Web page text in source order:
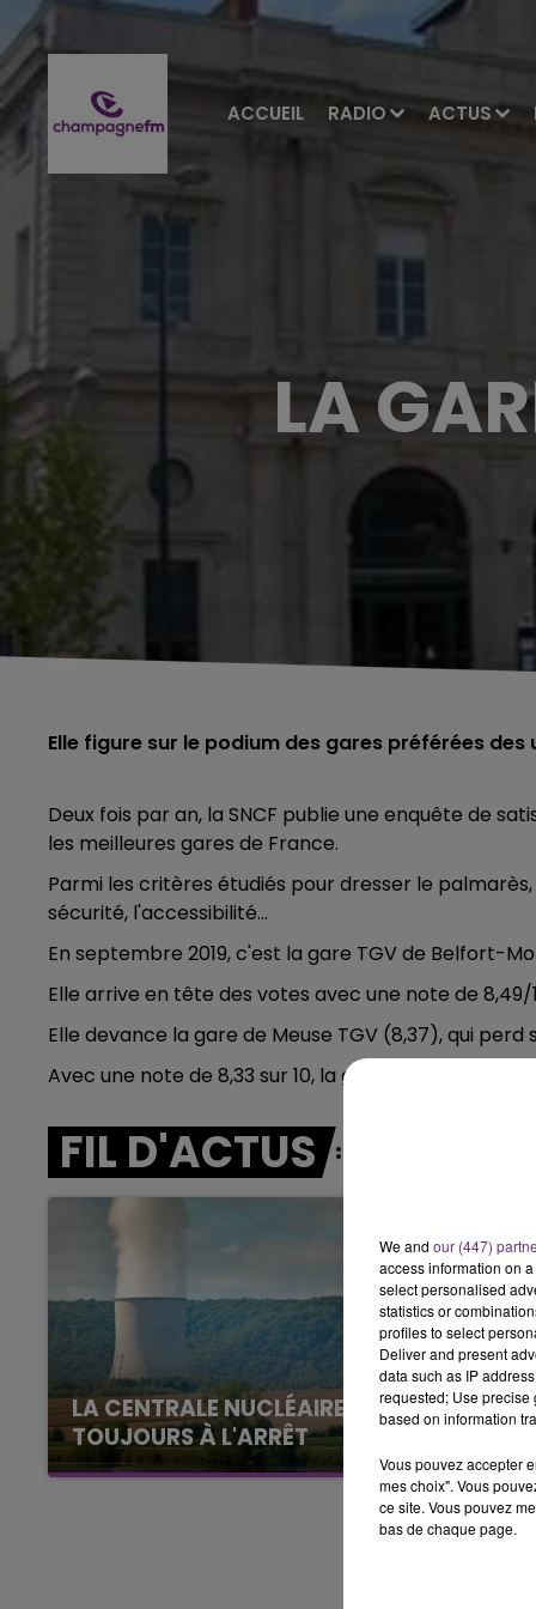
ACCUEIL RADIO ACTUS
BEST OF
LA
Elle figure sur le podium des gares préférées des
Deux fois par an, la SNCF publie une enquête de
les meilleures gares de France.
Parmi les critères étudiés pour dresser le
sécurité, l'accessibilité…
En septembre 2019, c'est la gare TGV de Belfort-
Elle arrive en tête des votes avec une note de 8,49/
Elle devance la gare de Meuse TGV (8,37), qui
Avec une note de 8,33 sur 10, la gare de Reims
FIL D'ACTUS
LA CENTRALE NUCLÉAIRE DE CHOOZ
TOUJOURS À L'ARRÊT
Cela fait déjà une semaine que la centrale
nucléaire ardennaise est à l'arrêt. Une situation
justifiée par la sécheresse intense qui est
We and our (447)
access information on
select personalised
statistics or
profiles to select
Deliver and present
data such as IP
requested; Use precise
based on information
Vous pouvez accepter
mes choix". Vous
ce site. Vous pouvez
bas de chaque page.